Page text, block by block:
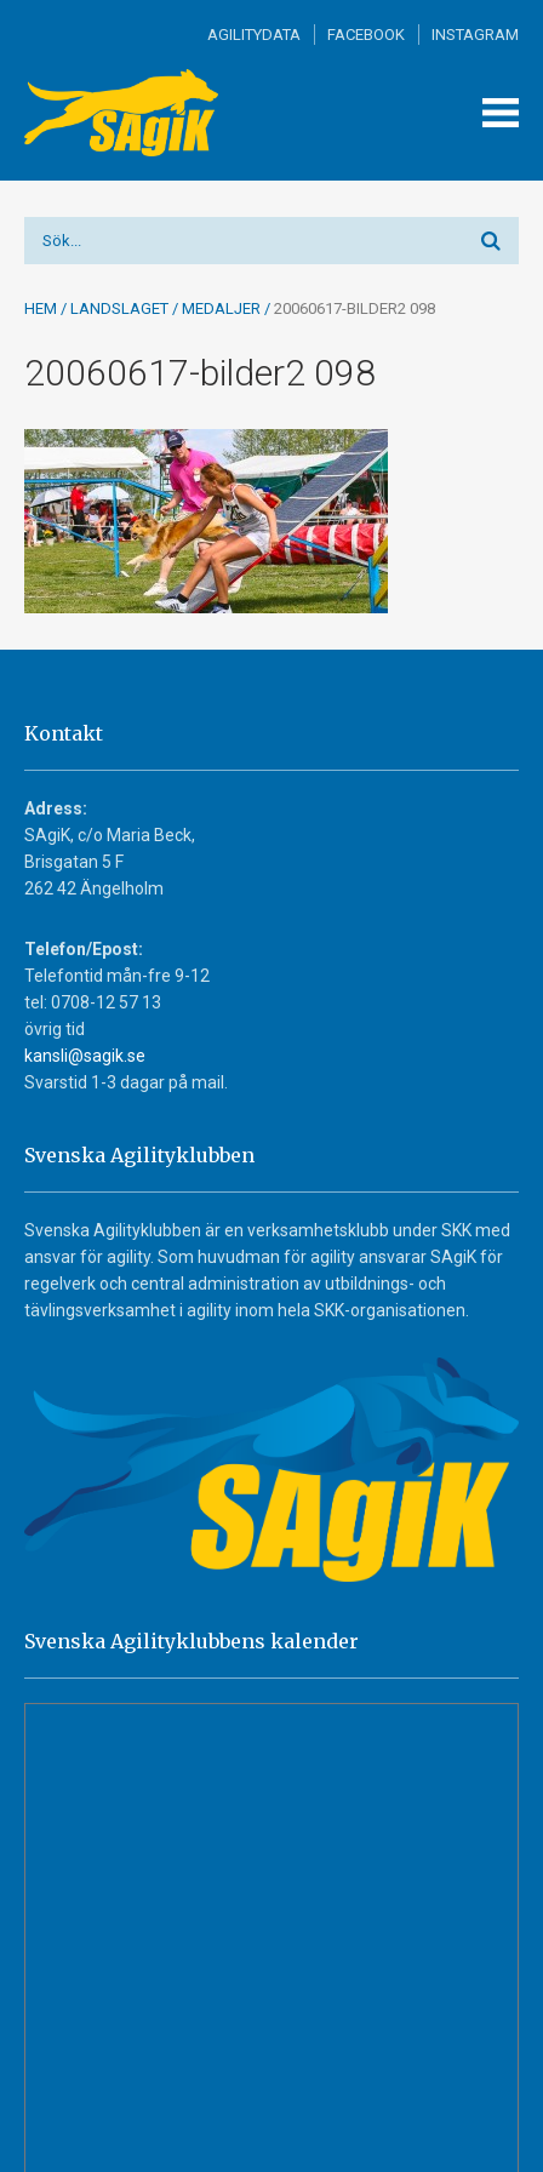
AGILITYDATA FACEBOOK INSTAGRAM
HEM / LANDSLAGET / MEDALJER / 20060617-BILDER2 098
20060617-bilder2 098
Kontakt
Adress:
SAgiK, c/o Maria Beck,
Brisgatan 5 F
262 42 Ängelholm
Telefon/Epost:
Telefontid mån-fre 9-12
tel: 0708-12 57 13
övrig tid
kansli@sagik.se
Svarstid 1-3 dagar på mail.
Svenska Agilityklubben
Svenska Agilityklubben är en verksamhetsklubb under SKK med
ansvar för agility. Som huvudman för agility ansvarar SAgiK för
regelverk och central administration av utbildnings- och
tävlingsverksamhet i agility inom hela SKK-organisationen.
Svenska Agilityklubbens kalender